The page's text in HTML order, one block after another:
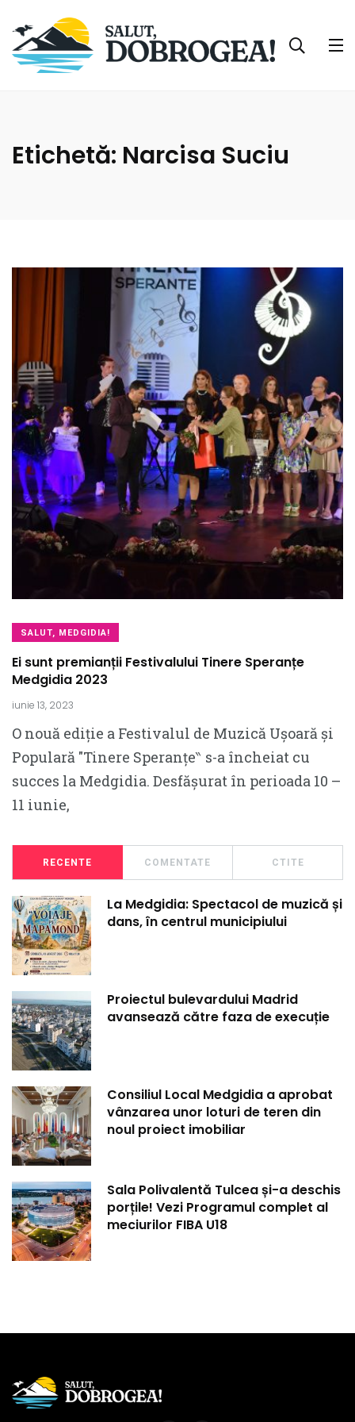
Etichetă: Narcisa Suciu
SALUT, MEDGIDIA!
Ei sunt premianții Festivalului Tinere Speranțe
Medgidia 2023
iunie 13, 2023
O nouă ediție a Festivalul de Muzică Ușoară și
Populară ″Tinere Speranțe‶ s-a încheiat cu
succes la Medgidia. Desfășurat în perioada 10 –
11 iunie,
RECENTE COMENTATE CTITE
La Medgidia: Spectacol de muzică și
dans, în centrul municipiului
Proiectul bulevardului Madrid
avansează către faza de execuție
Consiliul Local Medgidia a aprobat
vânzarea unor loturi de teren din
noul proiect imobiliar
Sala Polivalentă Tulcea și-a deschis
porțile! Vezi Programul complet al
meciurilor FIBA U18